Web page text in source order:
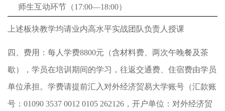
师生互动环节（17:00—18:00）
上述板块教学均请业内高水平实战团队负责人授课
四、费用： 每人学费8800元（含材料费、两次午晚餐及茶
歇），学员在培训期间的学习，往返交通费、住宿费由学员
单位承担。学费请提前汇入对外经济贸易大学账号（汇款账
号：01090 3537 0012 0105 262126，开户单位：对外经济贸